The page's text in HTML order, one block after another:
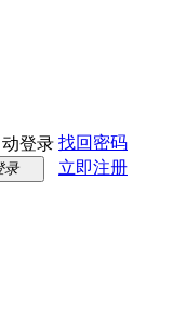
动登录 找回密码
录
立即注册